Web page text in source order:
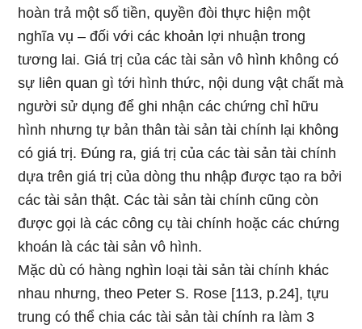
hoàn trả một số tiền, quyền đòi thực hiện một
nghĩa vụ – đối với các khoản lợi nhuận trong
tương lai. Giá trị của các tài sản vô hình không có
sự liên quan gì tới hình thức, nội dung vật chất mà
người sử dụng để ghi nhận các chứng chỉ hữu
hình nhưng tự bản thân tài sản tài chính lại không
có giá trị. Đúng ra, giá trị của các tài sản tài chính
dựa trên giá trị của dòng thu nhập được tạo ra bởi
các tài sản thật. Các tài sản tài chính cũng còn
được gọi là các công cụ tài chính hoặc các chứng
khoán là các tài sản vô hình.
Mặc dù có hàng nghìn loại tài sản tài chính khác
nhau nhưng, theo Peter S. Rose [113, p.24], tựu
trung có thể chia các tài sản tài chính ra làm 3